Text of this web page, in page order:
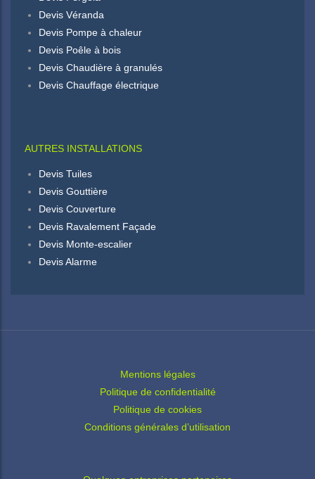
Devis Véranda
Devis Pompe à chaleur
Devis Poêle à bois
Devis Chaudière à granulés
Devis Chauffage électrique
AUTRES INSTALLATIONS
Devis Tuiles
Devis Gouttière
Devis Couverture
Devis Ravalement Façade
Devis Monte-escalier
Devis Alarme
Mentions légales
Politique de confidentialité
Politique de cookies
Conditions générales d’utilisation